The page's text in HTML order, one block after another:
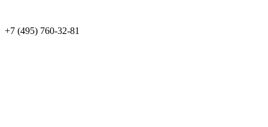
+7 (495) 760-32-81